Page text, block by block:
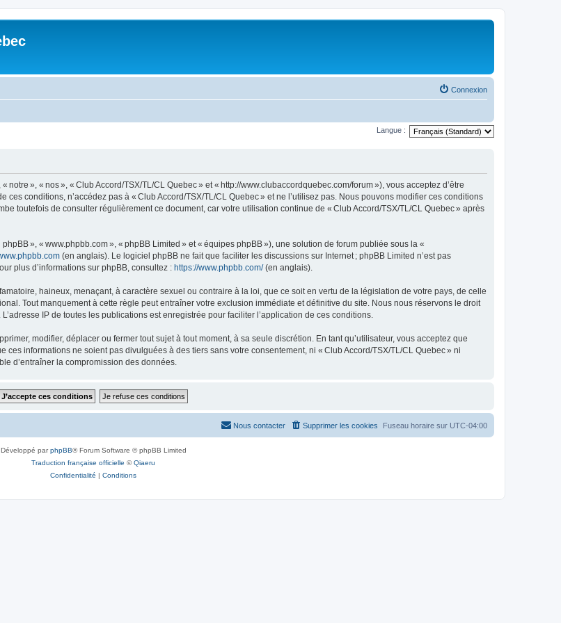
Connexion
Langue :
», « nos », « Club Accord/TSX/TL/CL Quebec » et « http://www.clubaccordquebec.com/forum »), vous acceptez d’être
ces conditions, n’accédez pas à « Club Accord/TSX/TL/CL Quebec » et ne l’utilisez pas. Nous pouvons modifier ces conditions
toutefois de consulter régulièrement ce document, car votre utilisation continue de « Club Accord/TSX/TL/CL Quebec » après
», « www.phpbb.com », « phpBB Limited » et « équipes phpBB »), une solution de forum publiée sous la «
(en anglais). Le logiciel phpBB ne fait que faciliter les discussions sur Internet ; phpBB Limited n’est pas
plus d’informations sur phpBB, consultez : https://www.phpbb.com/(en anglais).
haineux, menaçant, à caractère sexuel ou contraire à la loi, que ce soit en vertu de la législation de votre pays, de celle
Tout manquement à cette règle peut entraîner votre exclusion immédiate et définitive du site. Nous nous réservons le droit
IP de toutes les publications est enregistrée pour faciliter l’application de ces conditions.
modifier, déplacer ou fermer tout sujet à tout moment, à sa seule discrétion. En tant qu’utilisateur, vous acceptez que
informations ne soient pas divulguées à des tiers sans votre consentement, ni « Club Accord/TSX/TL/CL Quebec » ni
d’entraîner la compromission des données.
Fuseau horaire sur UTC-04:00
Supprimer les cookies
Nous contacter
Développé parphpBB® Forum Software © phpBB Limited
Traduction française officielle ©Qiaeru
Confidentialité | Conditions